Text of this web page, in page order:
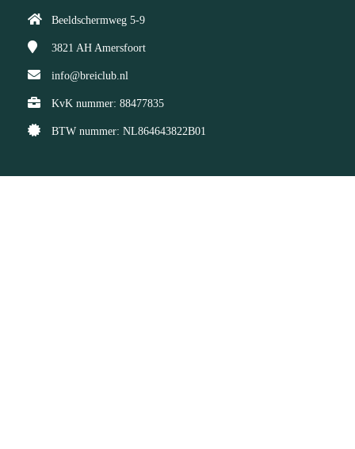
Beeldschermweg 5-9
3821 AH Amersfoort
info@breiclub.nl
KvK nummer: 88477835
BTW nummer: NL864643822B01